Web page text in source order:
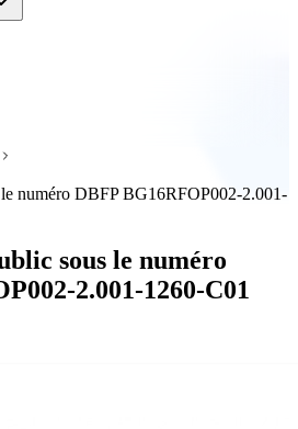
numéro DBFP BG16RFOP002-2.001-
sous le numéro
2.001-1260-C01